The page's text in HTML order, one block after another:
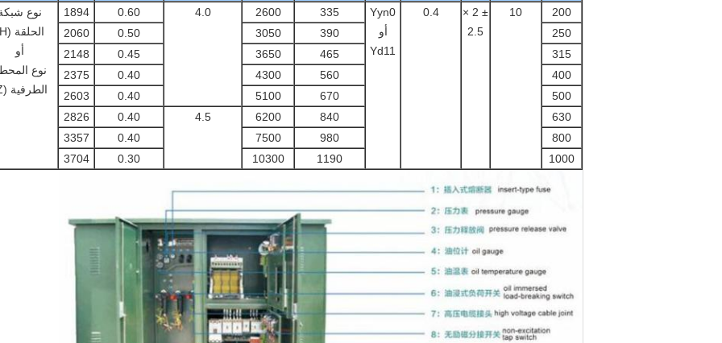
200
10
± 2 ×
2.5
0.4
Yyn0
أو
Yd11
335
2600
4.0
0.60
1894
نوع
الحلقة (H)
أو
نوع
الطرفية (Z)
250
390
3050
0.50
2060
315
465
3650
0.45
2148
400
560
4300
0.40
2375
500
670
5100
0.40
2603
630
840
6200
4.5
0.40
2826
800
980
7500
0.40
3357
1000
1190
10300
0.30
3704